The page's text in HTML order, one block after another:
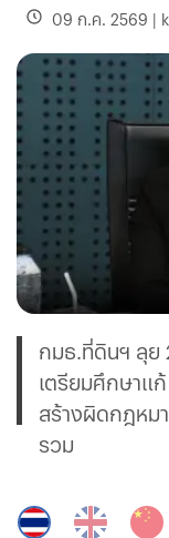
09 ก.ค. 2569 |
กมธ.ที่ดินฯ ลุย
เตรียมศึกษาแ
สร้างผิดกฎหม
รวม